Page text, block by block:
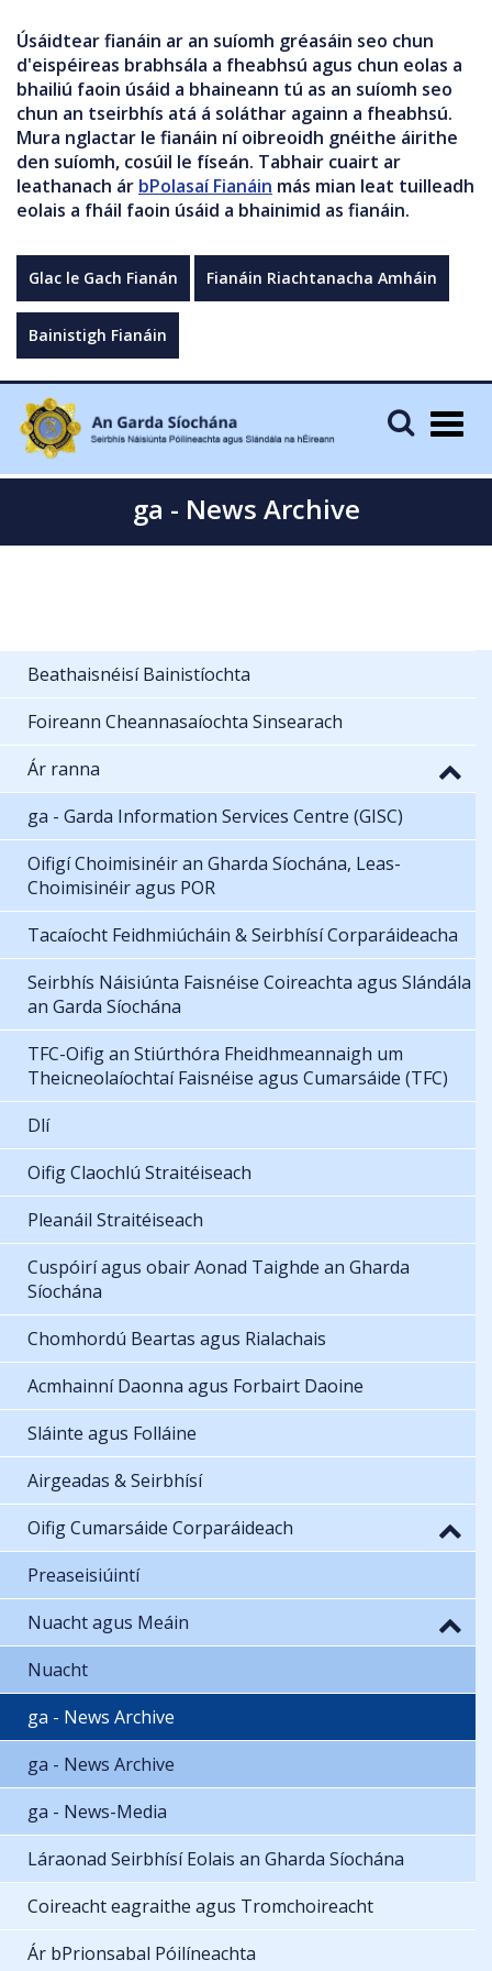
Úsáidtear fianáin ar an suíomh gréasáin seo chun
d'eispéireas brabhsála a fheabhsú agus chun eolas a
bhailiú faoin úsáid a bhaineann tú as an suíomh seo
chun an tseirbhís atá á soláthar againn a fheabhsú.
Mura nglactar le fianáin ní oibreoidh gnéithe áirithe
den suíomh, cosúil le físeán. Tabhair cuairt ar
leathanach ár bPolasaí Fianáin más mian leat tuilleadh
eolais a fháil faoin úsáid a bhainimid as fianáin.
Glac le Gach Fianán Fianáin Riachtanacha Amháin
Bainistigh Fianáin
ga - News Archive
Beathaisnéisí Bainistíochta
Foireann Cheannasaíochta Sinsearach
Ár ranna
ga - Garda Information Services Centre (GISC)
Oifigí Choimisinéir an Gharda Síochána, Leas-
Choimisinéir agus POR
Tacaíocht Feidhmiúcháin & Seirbhísí Corparáideacha
Seirbhís Náisiúnta Faisnéise Coireachta agus Slándála
an Garda Síochána
TFC-Oifig an Stiúrthóra Fheidhmeannaigh um
Theicneolaíochtaí Faisnéise agus Cumarsáide (TFC)
Dlí
Oifig Claochlú Straitéiseach
Pleanáil Straitéiseach
Cuspóirí agus obair Aonad Taighde an Gharda
Síochána
Chomhordú Beartas agus Rialachais
Acmhainní Daonna agus Forbairt Daoine
Sláinte agus Folláine
Airgeadas & Seirbhísí
Oifig Cumarsáide Corparáideach
Preaseisiúintí
Nuacht agus Meáin
Nuacht
ga - News Archive
ga - News Archive
ga - News-Media
Láraonad Seirbhísí Eolais an Gharda Síochána
Coireacht eagraithe agus Tromchoireacht
Ár bPrionsabal Póilíneachta